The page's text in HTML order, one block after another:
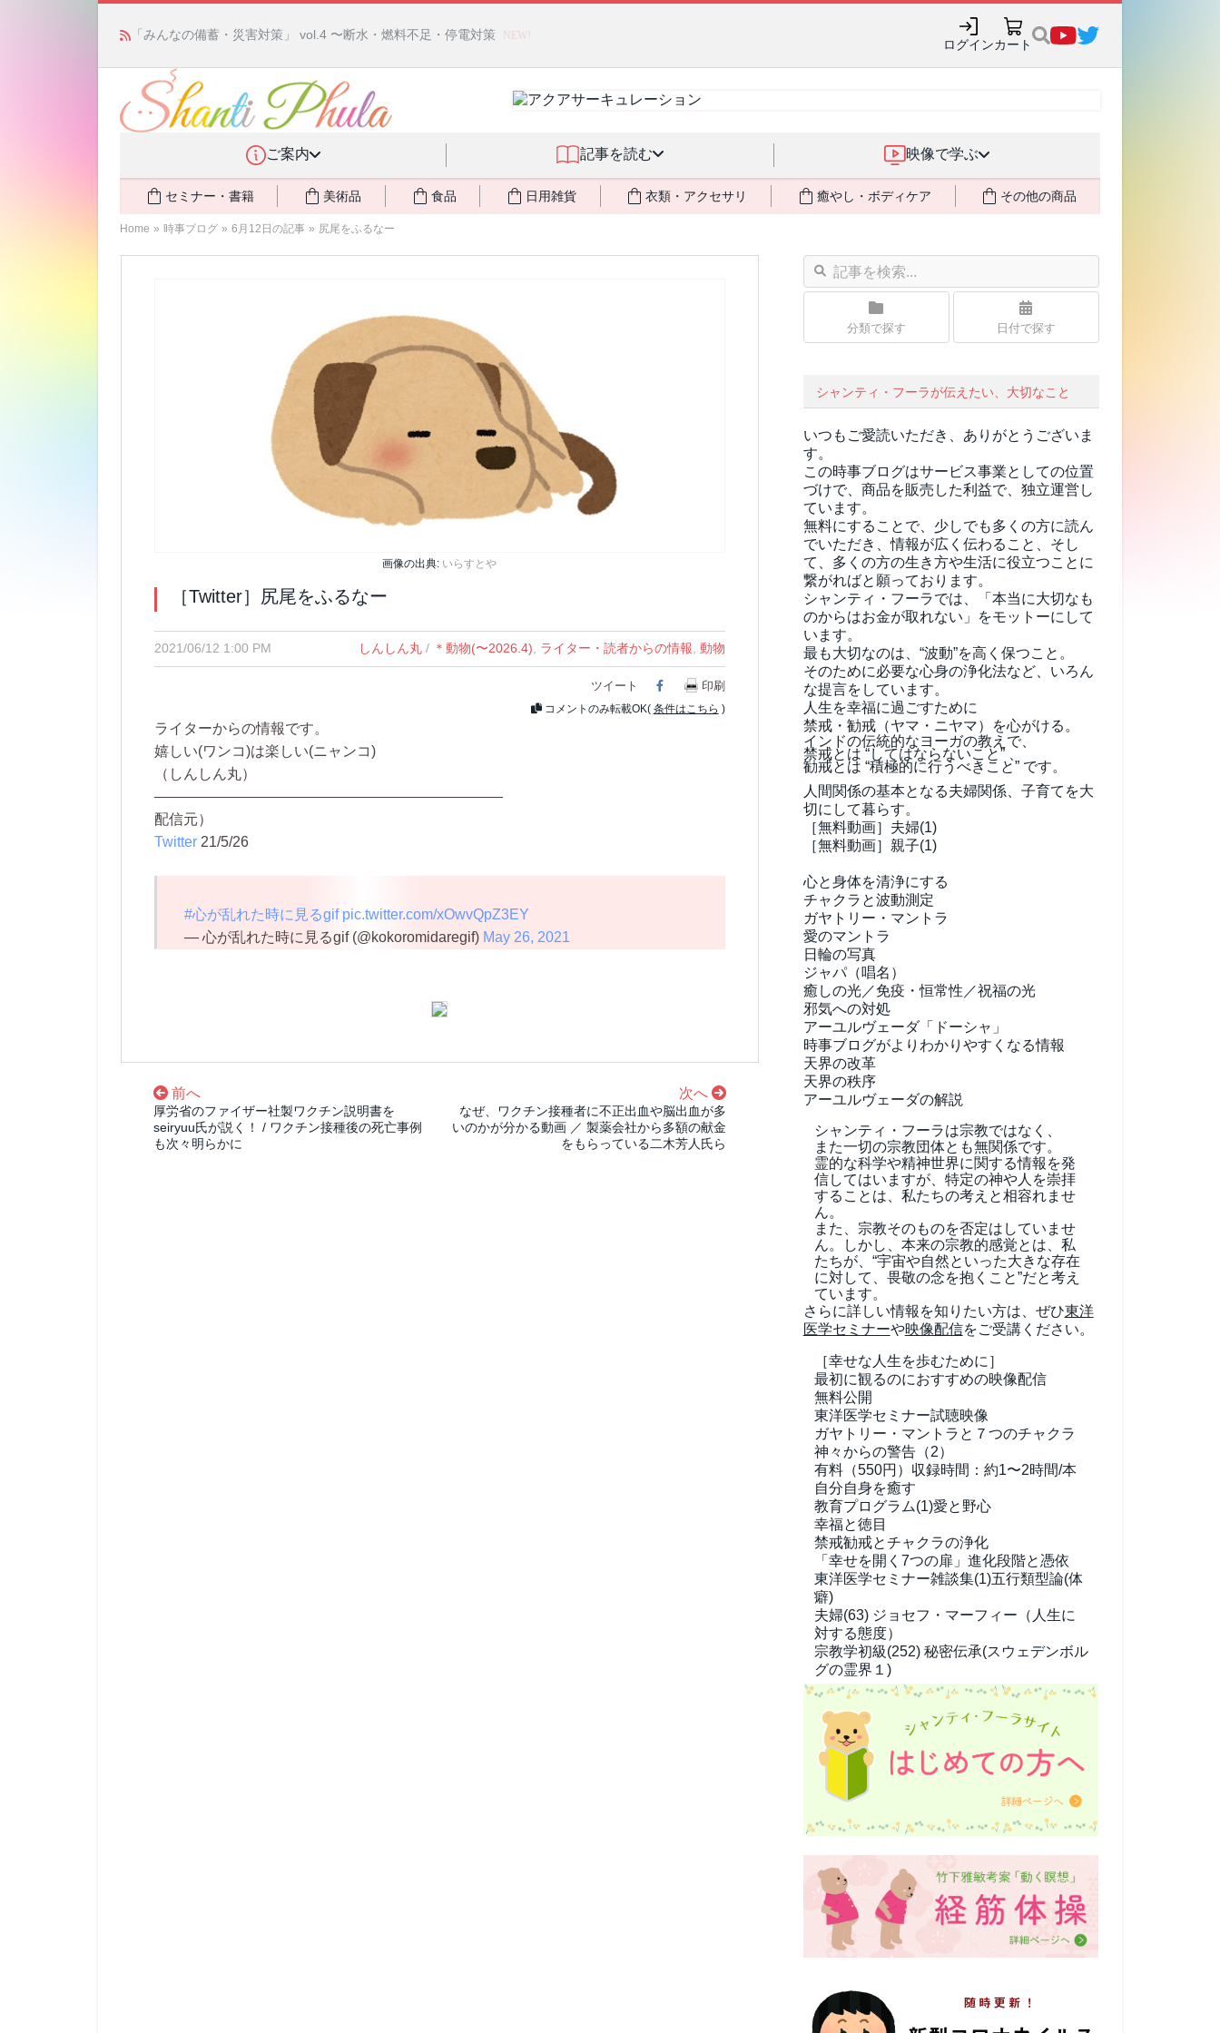
「みんなの備蓄・災害対策」 vol.4 〜断水・燃料不足・停電対策 NEW!
ログインカート
ご案内 記事を読む 映像で学ぶ
セミナー・書籍 美術品 食品 日用雑貨 衣類・アクセサリ 癒やし・ボディケア その他の商品
Home » 時事ブログ » 6月12日の記事 » 尻尾をふるなー
画像の出典: いらすとや
［Twitter］尻尾をふるなー
2021/06/12 1:00 PM しんしん丸/ ＊動物(〜2026.4) ライター・読者からの情報 動物
ツイート Facebook
印刷
コメントのみ転載OK( 条件はこちら )
ライターからの情報です。
嬉しい(ワンコ)は楽しい(ニャンコ)
（しんしん丸）
————————————————————————
配信元）
Twitter 21/5/26
#心が乱れた時に見るgif pic.twitter.com/xOwvQpZ3EY
— 心が乱れた時に見るgif (@kokoromidaregif) May 26, 2021
前へ
厚労省のファイザー社製ワクチン説明書を
seiryuu氏が説く！ / ワクチン接種後の死亡事例
も次々明らかに
次へ
なぜ、ワクチン接種者に不正出血や脳出血が多
いのかが分かる動画 ／ 製薬会社から多額の献金
をもらっている二木芳人氏ら
分類で探す 日付で探す
シャンティ・フーラが伝えたい、大切なこと
いつもご愛読いただき、ありがとうございま
す。
この時事ブログはサービス事業としての位置
づけで、商品を販売した利益で、独立運営し
ています。
無料にすることで、少しでも多くの方に読ん
でいただき、情報が広く伝わること、そし
て、 多くの方の生き方や生活に役立つことに
繋がればと願っております。
シャンティ・フーラでは、「本当に大切なも
のからはお金が取れない」をモットーにして
います。
最も大切なのは、“波動”を高く保つこと。
そのために必要な心身の浄化法など、いろん
な提言をしています。
人生を幸福に過ごすために
禁戒・勧戒（ヤマ・ニヤマ）を心がける。
インドの伝統的なヨーガの教えで、
禁戒とは “してはならないこと” 、
勧戒とは “積極的に行うべきこと” です。
人間関係の基本となる夫婦関係、子育てを大
切にして暮らす。
［無料動画］夫婦(1)
［無料動画］親子(1)
心と身体を清浄にする
チャクラと波動測定
ガヤトリー・マントラ
愛のマントラ
日輪の写真
ジャパ（唱名）
癒しの光／免疫・恒常性／祝福の光
邪気への対処
アーユルヴェーダ「ドーシャ」
時事ブログがよりわかりやすくなる情報
天界の改革
天界の秩序
アーユルヴェーダの解説
シャンティ・フーラは宗教ではなく、
また一切の宗教団体とも無関係です。
霊的な科学や精神世界に関する情報を発
信してはいますが、特定の神や人を崇拝
することは、私たちの考えと相容れませ
ん。
また、宗教そのものを否定はしていませ
ん。しかし、本来の宗教的感覚とは、私
たちが、“宇宙や自然といった大きな存在
に対して、畏敬の念を抱くこと”だと考え
ています。
さらに詳しい情報を知りたい方は、ぜひ東洋
医学セミナーや映像配信をご受講ください。
［幸せな人生を歩むために］
最初に観るのにおすすめの映像配信
無料公開
東洋医学セミナー試聴映像
ガヤトリー・マントラと７つのチャクラ
神々からの警告（2）
有料（550円） 収録時間：約1〜2時間/本
自分自身を癒す
教育プログラム(1)愛と野心
幸福と徳目
禁戒勧戒とチャクラの浄化
「幸せを開く7つの扉」進化段階と憑依
東洋医学セミナー雑談集(1)五行類型論(体
癖)
夫婦(63) ジョセフ・マーフィー（人生に
対する態度）
宗教学初級(252) 秘密伝承(スウェデンボル
グの霊界１)